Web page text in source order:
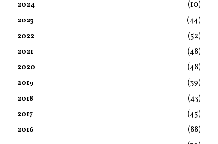
2024 (10)
2023 (44)
2022 (52)
2021 (48)
2020 (48)
2019 (39)
2018 (43)
2017 (45)
2016 (88)